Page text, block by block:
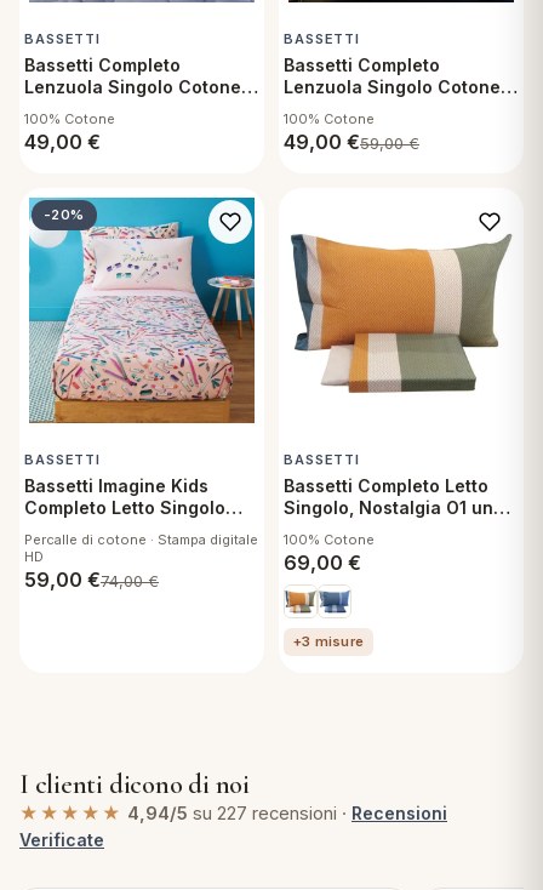
BASSETTI
Bassetti Completo
Lenzuola Singolo Cotone,
100% Cotone
49,00 €
BASSETTI
Bassetti Completo
Lenzuola Singolo Cotone,
100% Cotone
49,00 €59,00€
-20%
BASSETTI
Bassetti Imagine Kids
Completo Letto Singolo
Percalle di cotone · Stampa digitale
HD
59,00 €74,00€
BASSETTI
Bassetti Completo Letto
Singolo, Nostalgia O1 una
sotto con angoli e federa
100% Cotone
69,00 €
+3 misure
I clienti dicono di noi
★★★★★ 4,94/5 su 227 recensioni · Recensioni
Verificate